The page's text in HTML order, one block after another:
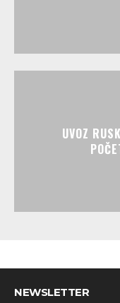
UVOZ
NEWSLETTER